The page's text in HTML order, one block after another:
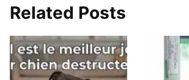
Related Posts